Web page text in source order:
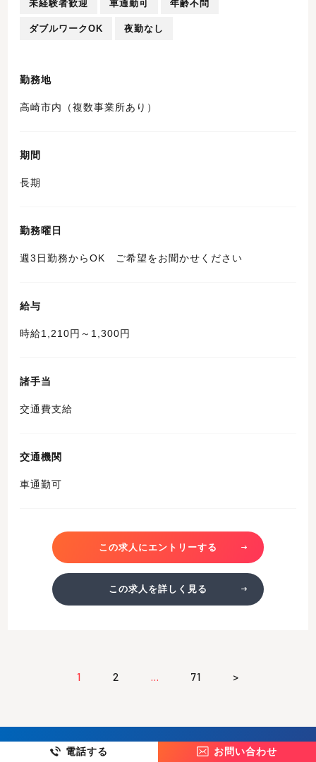
未経験者歓迎 車通勤可 年齢不問
ダブルワークOK 夜勤なし
勤務地
高崎市内（複数事業所あり）
期間
長期
勤務曜日
週3日勤務からOK ご希望をお聞かせください
給与
時給1,210円～1,300円
諸手当
交通費支給
交通機関
車通勤可
この求人にエントリーする
この求人を詳しく見る
1 2 … 71 >
電話する お問い合わせ